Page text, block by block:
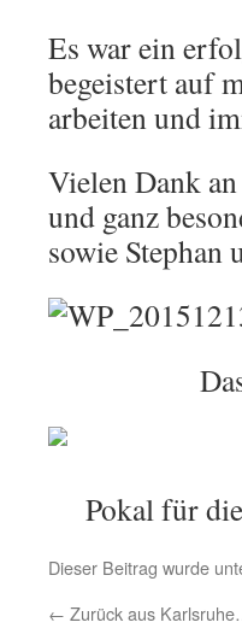
Es war ein
begeistert auf
arbeiten und
Vielen Dank
und ganz
sowie Stephan
Pokal für
Dieser Beitrag wurde
← Zurück aus